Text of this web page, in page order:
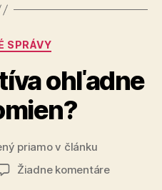
RTVS“
Kategórie
SPRÁVY
ohľadne
priamo v článku
Žiadne komentárena